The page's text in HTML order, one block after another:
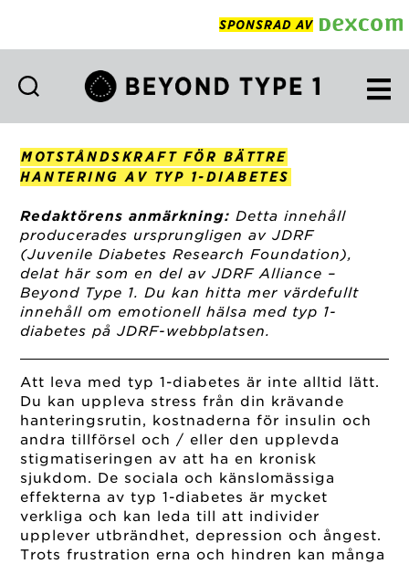
SPONSRAD AV
1
Swedish
MOTSTÅNDSKRAFT FÖR BÄTTRE
HANTERING AV TYP 1-DIABETES
Redaktörens anmärkning: Detta innehåll
producerades ursprungligen av JDRF
(Juvenile Diabetes Research Foundation),
delat här som en del av JDRF Alliance –
Beyond Type 1. Du kan hitta mer värdefullt
innehåll om emotionell hälsa med typ 1-
diabetes på JDRF-webbplatsen.
Att leva med typ 1-diabetes är inte alltid lätt.
Du kan uppleva stress från din krävande
hanteringsrutin, kostnaderna för insulin och
andra tillförsel och / eller den upplevda
stigmatiseringen av att ha en kronisk
sjukdom. De sociala och känslomässiga
effekterna av typ 1-diabetes är mycket
verkliga och kan leda till att individer
upplever utbrändhet, depression och ångest.
Trots frustration erna och hindren kan många